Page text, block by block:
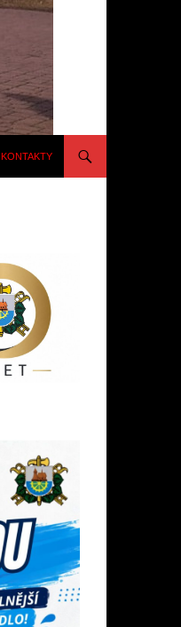
KONTAKTY